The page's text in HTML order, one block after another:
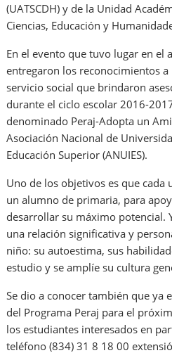
(UATSCDH) y de la Unidad
Ciencias, Educación y
En el evento que tuvo lugar en el
entregaron los reconocimientos
servicio social que brindaron
durante el ciclo escolar 2016-
denominado Peraj-Adopta un
Asociación Nacional de
Educación Superior (ANUIES).
Uno de los objetivos es que
un alumno de primaria, para
desarrollar su máximo potencial.
una relación significativa y
niño: su autoestima, sus
estudio y se amplíe su cultura
Se dio a conocer también que ya
del Programa Peraj para el
los estudiantes interesados en
teléfono (834) 31 8 18 00